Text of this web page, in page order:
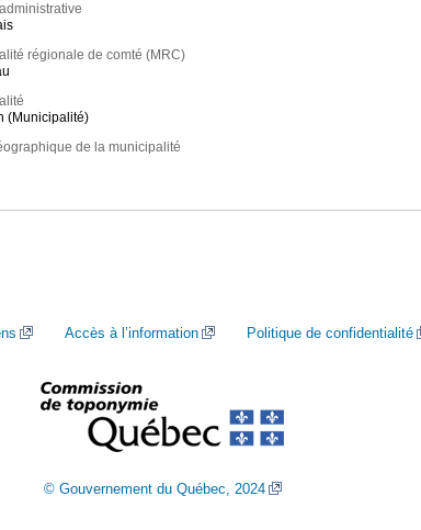
régionale de comté (MRC)
(Municipalité)
de la municipalité
Accès à l’information Politique de confidentialité
© Gouvernement du Québec, 2024